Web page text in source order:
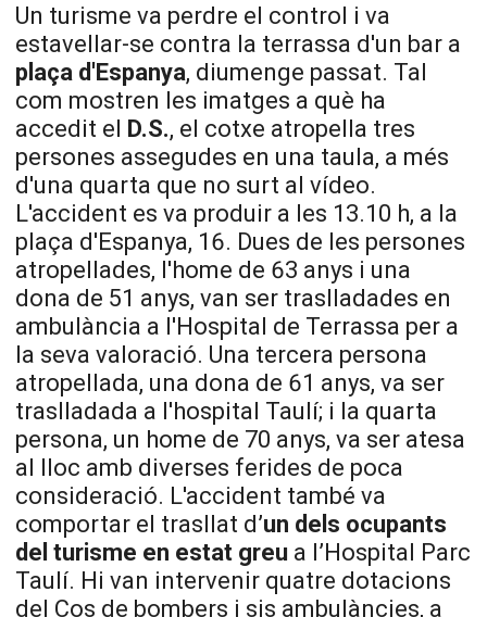
Un turisme va perdre el control i va
estavellar-se contra la terrassa d'un bar a
plaça d'Espanya, diumenge passat. Tal
com mostren les imatges a què ha
accedit el D.S., el cotxe atropella tres
persones assegudes en una taula, a més
d'una quarta que no surt al vídeo.
L'accident es va produir a les 13.10 h, a la
plaça d'Espanya, 16. Dues de les persones
atropellades, l'home de 63 anys i una
dona de 51 anys, van ser traslladades en
ambulància a l'Hospital de Terrassa per a
la seva valoració. Una tercera persona
atropellada, una dona de 61 anys, va ser
traslladada a l'hospital Taulí; i la quarta
persona, un home de 70 anys, va ser atesa
al lloc amb diverses ferides de poca
consideració. L'accident també va
comportar el trasllat d’un dels ocupants
del turisme en estat greu a l’Hospital Parc
Taulí. Hi van intervenir quatre dotacions
del Cos de bombers i sis ambulàncies, a